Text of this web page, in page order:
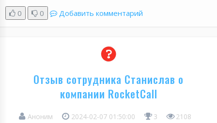
0 0 Добавить комментарий
Отзыв сотрудника Станислав о
компании RocketCall
Аноним 2024-02-07 01:50:00 3 2108